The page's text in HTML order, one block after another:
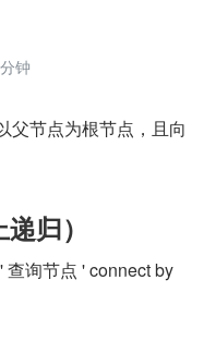
钟
父节点为根节点，且向
归）
询节点 ' connect by